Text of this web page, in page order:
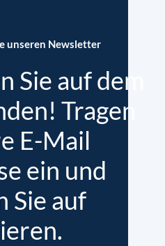
unseren Newsletter
Sie auf dem
Tragen
E-Mail
ein und
Sie auf